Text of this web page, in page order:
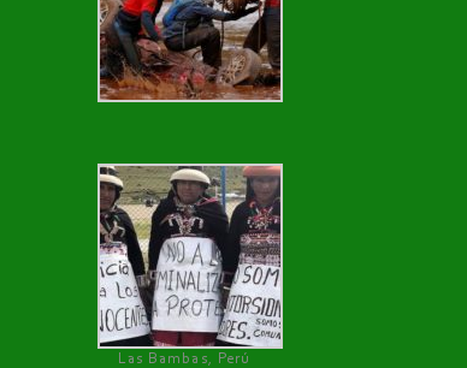
Las Bambas, Perú